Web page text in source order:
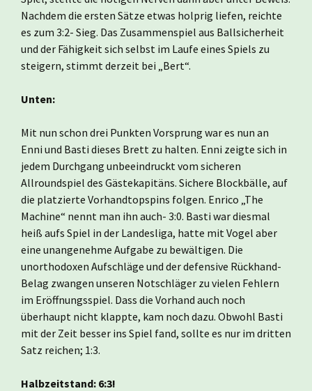
Nachdem die ersten Sätze etwas holprig liefen, reichte
es zum 3:2- Sieg. Das Zusammenspiel aus Ballsicherheit
und der Fähigkeit sich selbst im Laufe eines Spiels zu
steigern, stimmt derzeit bei „Bert“.
Unten:
Mit nun schon drei Punkten Vorsprung war es nun an
Enni und Basti dieses Brett zu halten. Enni zeigte sich in
jedem Durchgang unbeeindruckt vom sicheren
Allroundspiel des Gästekapitäns. Sichere Blockbälle, auf
die platzierte Vorhandtopspins folgen. Enrico „The
Machine“ nennt man ihn auch- 3:0. Basti war diesmal
heiß aufs Spiel in der Landesliga, hatte mit Vogel aber
eine unangenehme Aufgabe zu bewältigen. Die
unorthodoxen Aufschläge und der defensive Rückhand-
Belag zwangen unseren Notschläger zu vielen Fehlern
im Eröffnungsspiel. Dass die Vorhand auch noch
überhaupt nicht klappte, kam noch dazu. Obwohl Basti
mit der Zeit besser ins Spiel fand, sollte es nur im dritten
Satz reichen; 1:3.
Halbzeitstand: 6:3!